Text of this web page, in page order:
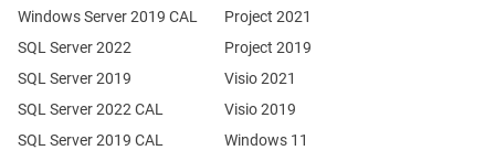
SQL Server 2022
SQL Server 2019
Windows Server 2019 CAL
SQL Server 2022 CAL
SQL Server 2019 CAL
Project 2021
Project 2019
Visio 2021
Visio 2019
Windows 11